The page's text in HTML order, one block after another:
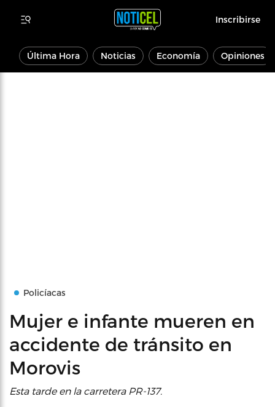
Inscribirse
Última Hora Noticias Economía Opiniones
Policíacas
Mujer e infante mueren en
accidente de tránsito en
Morovis
Esta tarde en la carretera PR-137.